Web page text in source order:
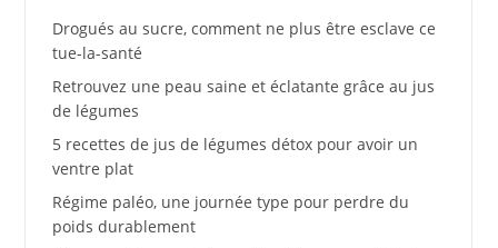
Drogués au sucre, comment ne plus être esclave ce
tue-la-santé
Retrouvez une peau saine et éclatante grâce au jus
de légumes
5 recettes de jus de légumes détox pour avoir un
ventre plat
Régime paléo, une journée type pour perdre du
poids durablement